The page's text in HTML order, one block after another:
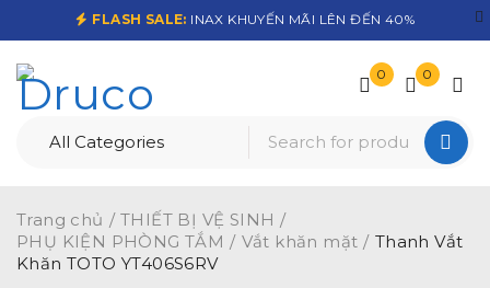
FLASH SALE: INAX KHUYẾN MÃI LÊN ĐẾN 40%
0 0
Trang chủ / THIẾT BỊ VỆ SINH /
PHỤ KIỆN PHÒNG TẮM / Vắt khăn mặt / Thanh Vắt
Khăn TOTO YT406S6RV